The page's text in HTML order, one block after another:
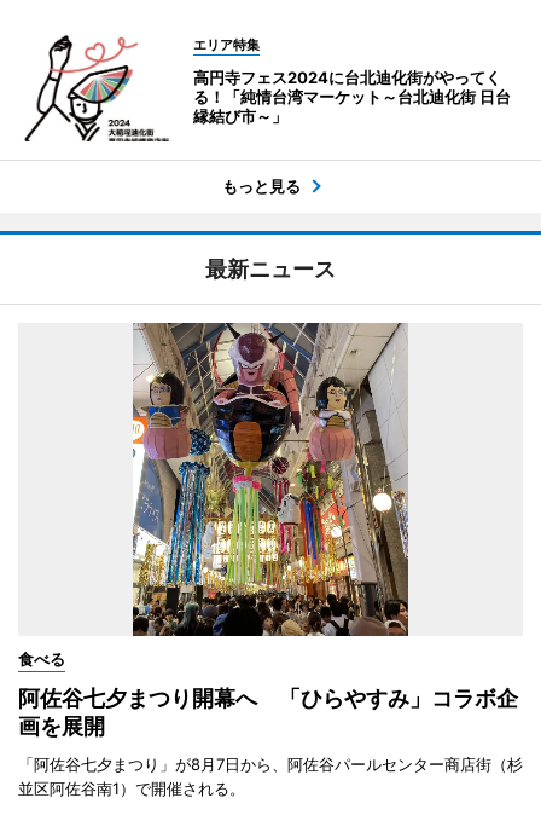
エリア特集
高円寺フェス2024に台北迪化街がやってく
る！「純情台湾マーケット～台北迪化街 日台
縁結び市～」
もっと見る
最新ニュース
食べる
阿佐谷七夕まつり開幕へ 「ひらやすみ」コラボ企
画を展開
「阿佐谷七夕まつり」が8月7日から、阿佐谷パールセンター商店街（杉
並区阿佐谷南1）で開催される。